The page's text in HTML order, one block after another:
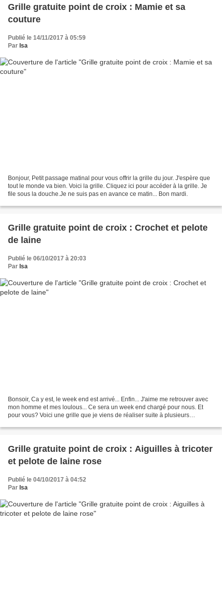
Grille gratuite point de croix : Mamie et sa
couture
Publié le 14/11/2017 à 05:59
Par Isa
Bonjour, Petit passage matinal pour vous offrir la grille du jour. J'espère que
tout le monde va bien. Voici la grille. Cliquez ici pour accéder à la grille. Je
file sous la douche.Je ne suis pas en avance ce matin... Bon mardi.
Grille gratuite point de croix : Crochet et pelote
de laine
Publié le 06/10/2017 à 20:03
Par Isa
Bonsoir, Ca y est, le week end est arrivé... Enfin... J'aime me retrouver avec
mon homme et mes loulous... Ce sera un week end chargé pour nous. Et
pour vous? Voici une grille que je viens de réaliser suite à plusieurs
Grille gratuite point de croix : Aiguilles à tricoter
et pelote de laine rose
Publié le 04/10/2017 à 04:52
Par Isa